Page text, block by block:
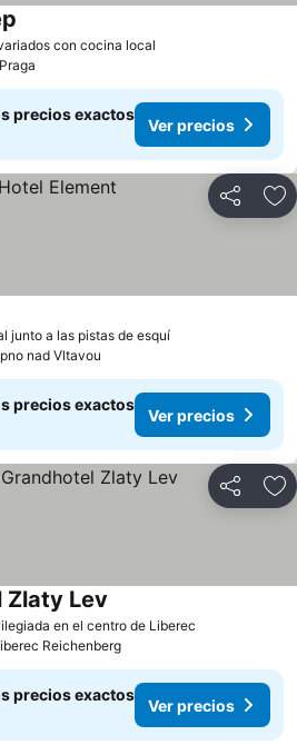
con cocina local
Praga
precios exactos
Ver precios
Compartir
junto a las pistas de esquí
nad Vltavou
precios exactos
Ver precios
Compartir
en el centro de Liberec
Zlaty Lev
Reichenberg
precios exactos
Ver precios